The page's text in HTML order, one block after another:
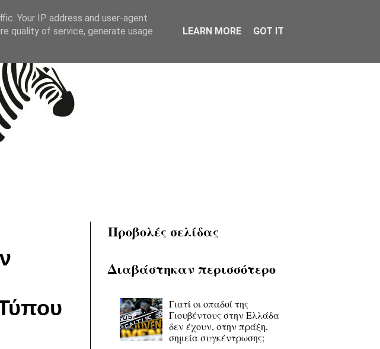
Προβολές σελίδας
Διαβάστηκαν περισσότερο
Γιατί οι οπαδοί της
Γιουβέντους στην Ελλάδα
δεν έχουν, στην πράξη,
σημεία συγκέντρωσης;
Your IP address and user-agent
quality of service, generate usage
LEARN MORE GOT IT